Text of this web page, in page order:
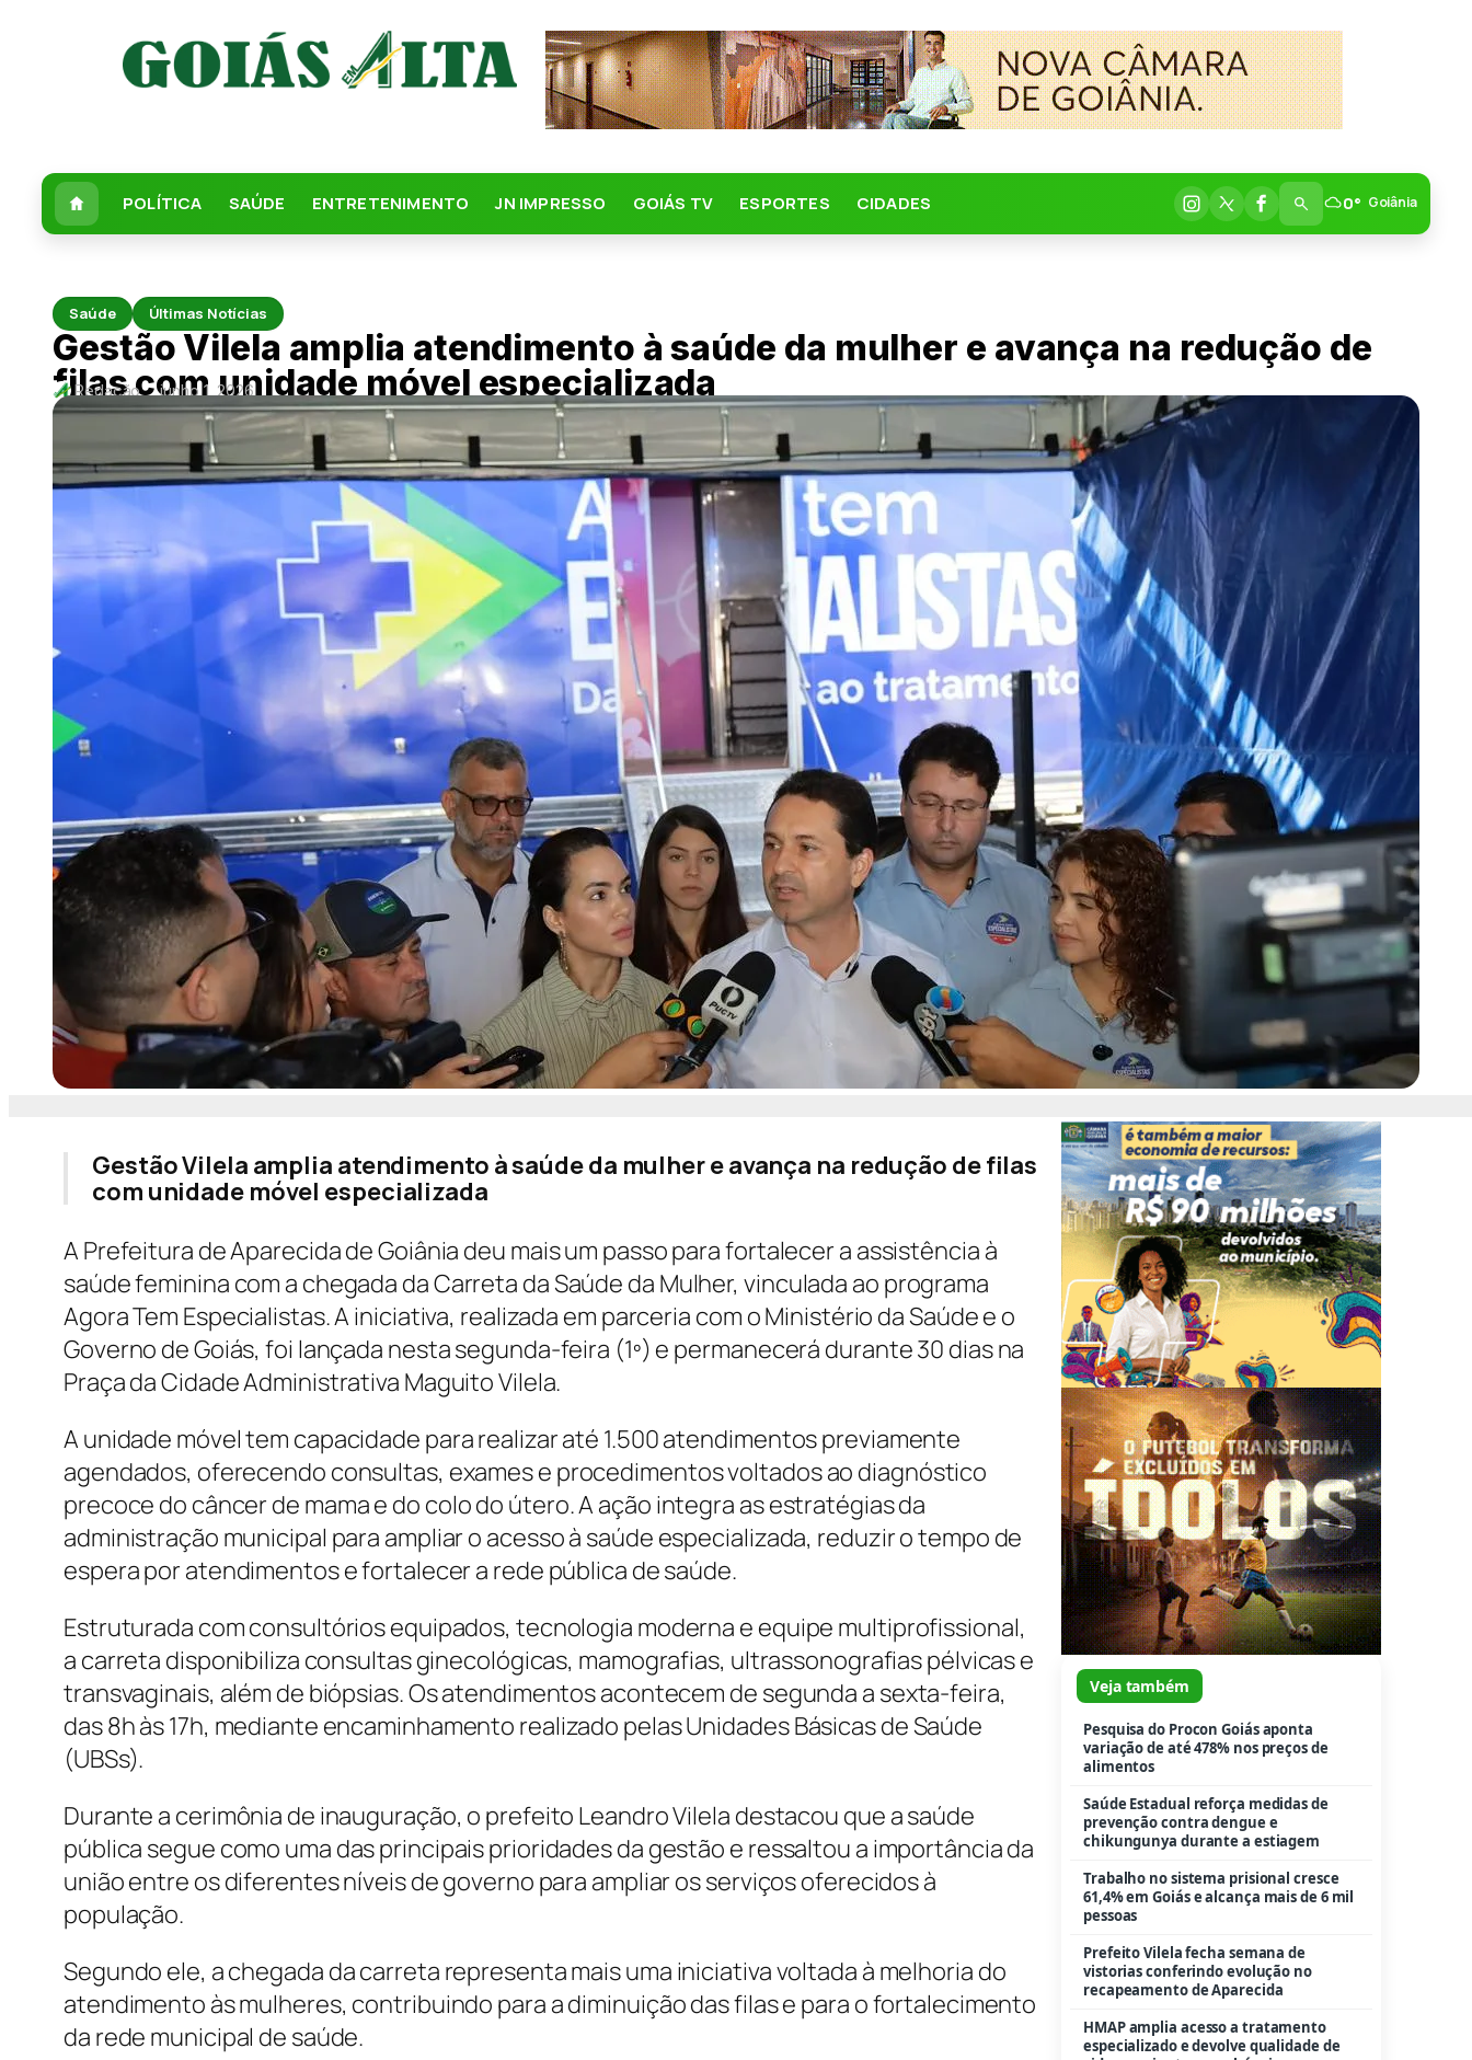
POLÍTICA SAÚDE ENTRETENIMENTO JN IMPRESSO GOIÁS TV ESPORTES CIDADES 0° Goiânia
Saúde Últimas Notícias
Gestão Vilela amplia atendimento à saúde da mulher e avança na redução de
filas com unidade móvel especializada
Redação junho 1, 2026
Gestão Vilela amplia atendimento à saúde da mulher e avança na redução de filas
com unidade móvel especializada
A Prefeitura de Aparecida de Goiânia deu mais um passo para fortalecer a assistência à
saúde feminina com a chegada da Carreta da Saúde da Mulher, vinculada ao programa
Agora Tem Especialistas. A iniciativa, realizada em parceria com o Ministério da Saúde e o
Governo de Goiás, foi lançada nesta segunda-feira (1º) e permanecerá durante 30 dias na
Praça da Cidade Administrativa Maguito Vilela.
A unidade móvel tem capacidade para realizar até 1.500 atendimentos previamente
agendados, oferecendo consultas, exames e procedimentos voltados ao diagnóstico
precoce do câncer de mama e do colo do útero. A ação integra as estratégias da
administração municipal para ampliar o acesso à saúde especializada, reduzir o tempo de
espera por atendimentos e fortalecer a rede pública de saúde.
Estruturada com consultórios equipados, tecnologia moderna e equipe multiprofissional,
a carreta disponibiliza consultas ginecológicas, mamografias, ultrassonografias pélvicas e
transvaginais, além de biópsias. Os atendimentos acontecem de segunda a sexta-feira,
das 8h às 17h, mediante encaminhamento realizado pelas Unidades Básicas de Saúde
(UBSs).
Durante a cerimônia de inauguração, o prefeito Leandro Vilela destacou que a saúde
pública segue como uma das principais prioridades da gestão e ressaltou a importância da
união entre os diferentes níveis de governo para ampliar os serviços oferecidos à
população.
Segundo ele, a chegada da carreta representa mais uma iniciativa voltada à melhoria do
atendimento às mulheres, contribuindo para a diminuição das filas e para o fortalecimento
da rede municipal de saúde.
Veja também
Pesquisa do Procon Goiás aponta
variação de até 478% nos preços de
alimentos
Saúde Estadual reforça medidas de
prevenção contra dengue e
chikungunya durante a estiagem
Trabalho no sistema prisional cresce
61,4% em Goiás e alcança mais de 6 mil
pessoas
Prefeito Vilela fecha semana de
vistorias conferindo evolução no
recapeamento de Aparecida
HMAP amplia acesso a tratamento
vida a pacientes com hérnias
complexas
Cia Jovem Basileu França abre Festival
de Dança de Joinville com espetáculo
“Don Quixote”
Bebê e três adolescentes são
resgatados em situação de abandono e
maus-tratos em Aparecida de Goiânia
Centro de Apoio ao Romeiro inicia
atendimento 24 horas na Romaria 2026